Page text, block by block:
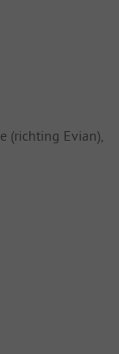
(richting Evian),